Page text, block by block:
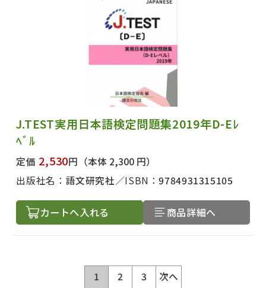
J.TEST実用日本語検定問題集2019年D-Eﾚ
ﾍﾞﾙ
定価 2,530円 （本体 2,300 円）
出版社名： 語文研究社 ISBN：9784931315105
カートへ入れる 商品詳細へ
1 2 3 次へ